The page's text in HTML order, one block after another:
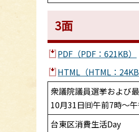
3面
PDF（PDF：621KB）
HTML（HTML：24KB
衆議院議員選挙および
10月31日㈰午前7時～
台東区消費生活Day